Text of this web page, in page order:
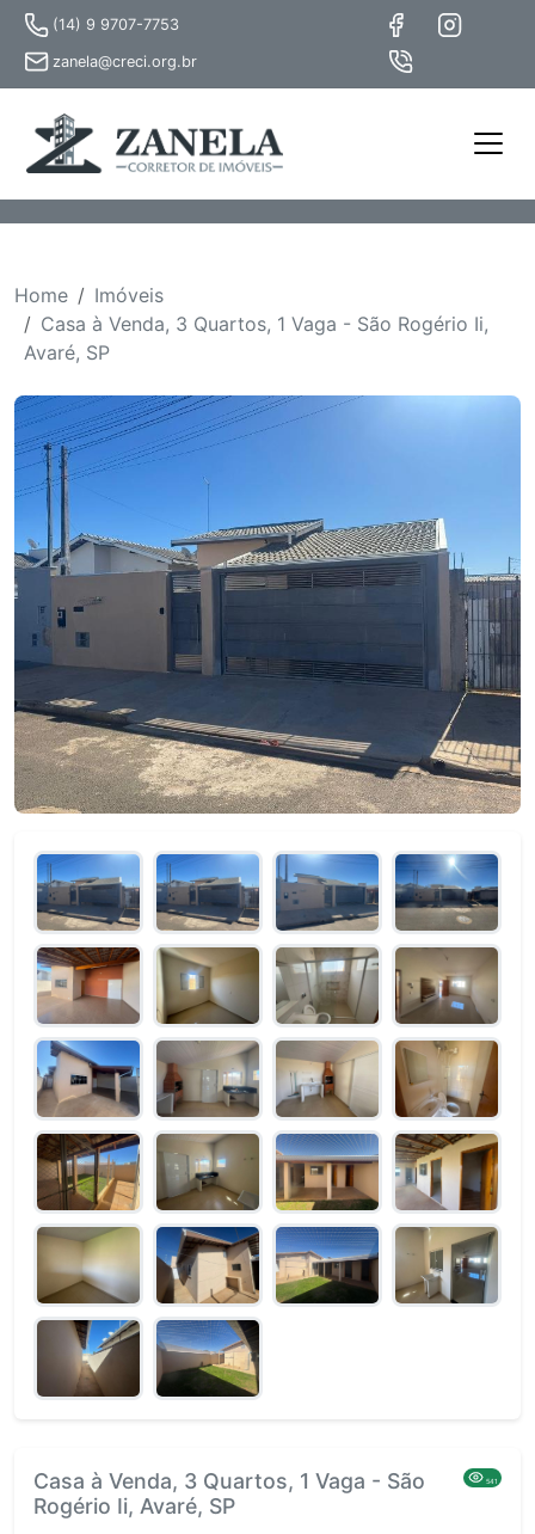
(14) 9 9707-7753
zanela@creci.org.br
Home
Imóveis
Casa à Venda, 3 Quartos, 1 Vaga - São Rogério Ii,
Avaré, SP
Casa à Venda, 3 Quartos, 1 Vaga - São
Rogério Ii, Avaré, SP
541